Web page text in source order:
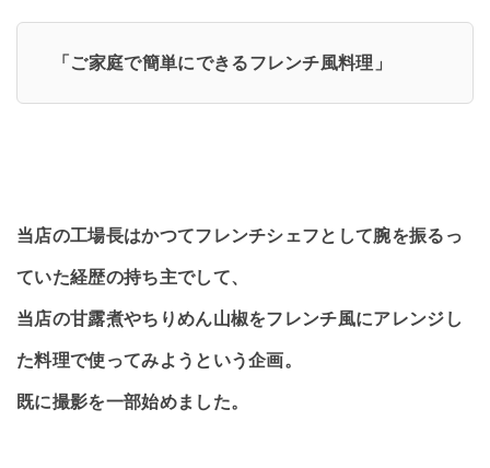
「ご家庭で簡単にできるフレンチ風料理」
当店の工場長はかつてフレンチシェフとして腕を振るっ
ていた経歴の持ち主でして、
当店の甘露煮やちりめん山椒をフレンチ風にアレンジし
た料理で使ってみようという企画。
既に撮影を一部始めました。